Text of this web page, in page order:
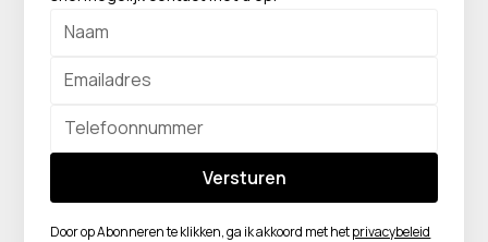
Door op Abonneren te klikken, ga ik akkoord met hetprivacybeleid